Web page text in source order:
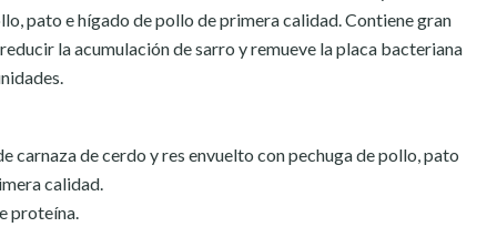
pato e hígado de pollo de primera calidad. Contiene gran
la acumulación de sarro y remueve la placa bacteriana
carnaza de cerdo y res envuelto con pechuga de pollo, pato
calidad.
proteína.